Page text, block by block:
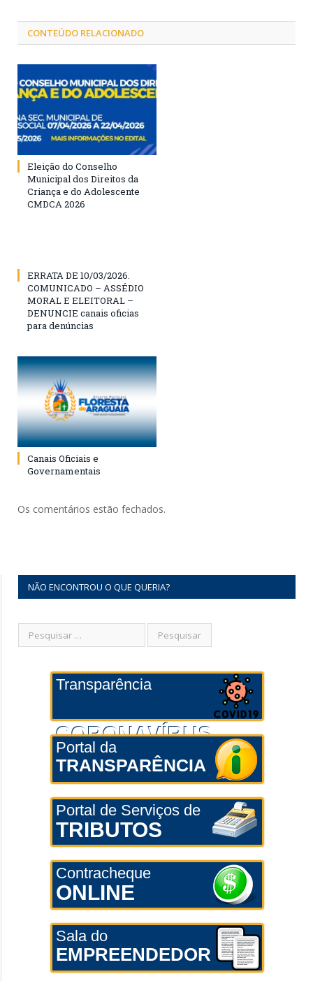
CONTEÚDO RELACIONADO
Eleição do Conselho
Municipal dos Direitos da
Criança e do Adolescente
CMDCA 2026
ERRATA DE 10/03/2026.
COMUNICADO – ASSÉDIO
MORAL E ELEITORAL –
DENUNCIE canais oficias
para denúncias
Canais Oficiais e
Governamentais
Os comentários estão fechados.
NÃO ENCONTROU O QUE QUERIA?
Transparência
CORONAVÍRUS
Portal da
TRANSPARÊNCIA
Portal de Serviços de
TRIBUTOS
Contracheque
ONLINE
Sala do
EMPREENDEDOR